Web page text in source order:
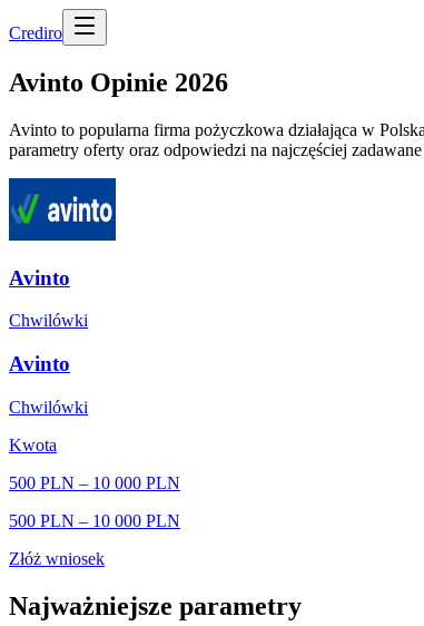
Crediro
Avinto Opinie 2026
Avinto to popularna firma pożyczkowa działająca w
parametry oferty oraz odpowiedzi na najczęściej
Avinto
Chwilówki
Avinto
Chwilówki
Kwota
500 PLN – 10 000 PLN
500 PLN – 10 000 PLN
Złóż wniosek
Najważniejsze parametry